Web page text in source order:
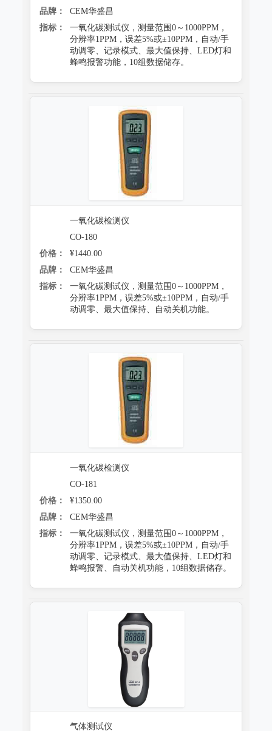
品牌：
CEM华盛昌
指标：
一氧化碳测试仪，测量范围0～1000PPM，
分辨率1PPM，误差5%或±10PPM，自动/手
动调零、记录模式、最大值保持、LED灯和
蜂鸣报警功能，10组数据储存。
一氧化碳检测仪
CO-180
价格：
¥1440.00
品牌：
CEM华盛昌
指标：
一氧化碳测试仪，测量范围0～1000PPM，
分辨率1PPM，误差5%或±10PPM，自动/手
动调零、最大值保持、自动关机功能。
一氧化碳检测仪
CO-181
价格：
¥1350.00
品牌：
CEM华盛昌
指标：
一氧化碳测试仪，测量范围0～1000PPM，
分辨率1PPM，误差5%或±10PPM，自动/手
动调零、记录模式、最大值保持、LED灯和
蜂鸣报警、自动关机功能，10组数据储存。
气体测试仪